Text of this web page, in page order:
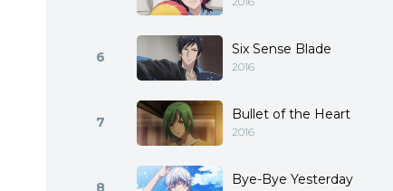
6 Six Sense Blade
2016
7 Bullet of the Heart
2016
8 Bye-Bye Yesterday